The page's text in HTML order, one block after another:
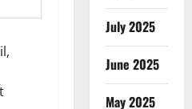
July 2025
June 2025
May 2025